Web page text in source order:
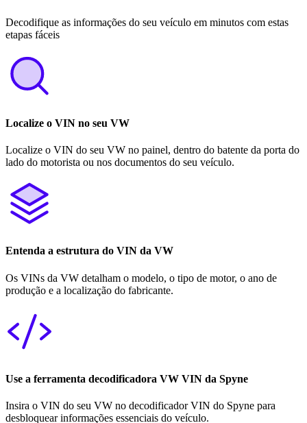
Decodifique as informações do seu veículo em minutos com estas
etapas fáceis
Localize o VIN no seu VW
Localize o VIN do seu VW no painel, dentro do batente da porta do
lado do motorista ou nos documentos do seu veículo.
Entenda a estrutura do VIN da VW
Os VINs da VW detalham o modelo, o tipo de motor, o ano de
produção e a localização do fabricante.
Use a ferramenta decodificadora VW VIN da Spyne
Insira o VIN do seu VW no decodificador VIN do Spyne para
desbloquear informações essenciais do veículo.